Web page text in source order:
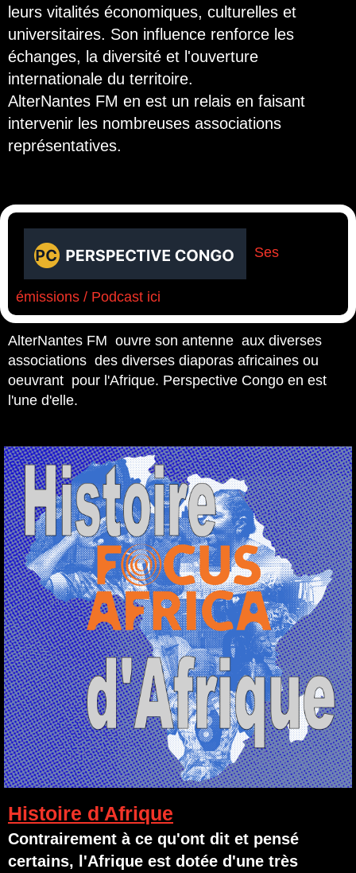
leurs vitalités économiques, culturelles et
universitaires. Son influence renforce les
échanges, la diversité et l'ouverture
internationale du territoire.
AlterNantes FM en est un relais en faisant
intervenir les nombreuses associations
représentatives.
Ses
émissions / Podcast ici
AlterNantes FM ouvre son antenne aux diverses
associations des diverses diaporas africaines ou
oeuvrant pour l'Afrique. Perspective Congo en est
l'une d'elle.
Histoire d'Afrique
Contrairement à ce qu'ont dit et pensé
certains, l'Afrique est dotée d'une très